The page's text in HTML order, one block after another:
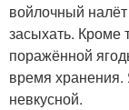
войлочный налёт
засыхать. Кроме
поражённой
время хранения.
невкусной.